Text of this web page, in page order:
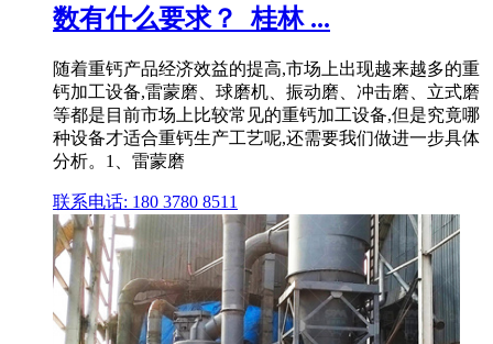
数有什么要求？_桂林 ...
随着重钙产品经济效益的提高,市场上出现越来越多的重
钙加工设备,雷蒙磨、球磨机、振动磨、冲击磨、立式磨
等都是目前市场上比较常见的重钙加工设备,但是究竟哪
种设备才适合重钙生产工艺呢,还需要我们做进一步具体
分析。1、雷蒙磨
联系电话: 180 3780 8511